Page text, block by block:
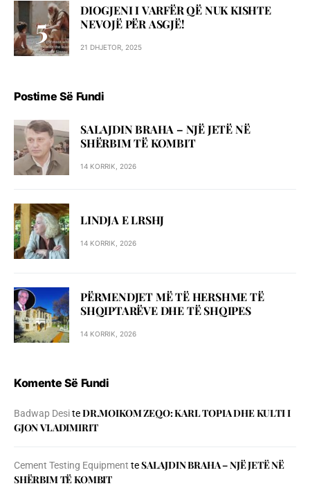
DIOGJENI I VARFËR QË NUK KISHTE
NEVOJË PËR ASGJË!
21 DHJETOR, 2025
Postime Së Fundi
SALAJDIN BRAHA – NJЁ JETЁ NЁ
SHЁRBIM TЁ KOMBIT
14 KORRIK, 2026
LINDJA E LRSHJ
14 KORRIK, 2026
PËRMENDJET MË TË HERSHME TË
SHQIPTARËVE DHE TË SHQIPES
14 KORRIK, 2026
Komente Së Fundi
Badwap DesiteDR.MOIKOM ZEQO: KARL TOPIA DHE KULTI I
GJON VLADIMIRIT
Cement Testing Equipment teSALAJDIN BRAHA – NJЁ JETЁ NЁ
SHЁRBIM TЁ KOMBIT